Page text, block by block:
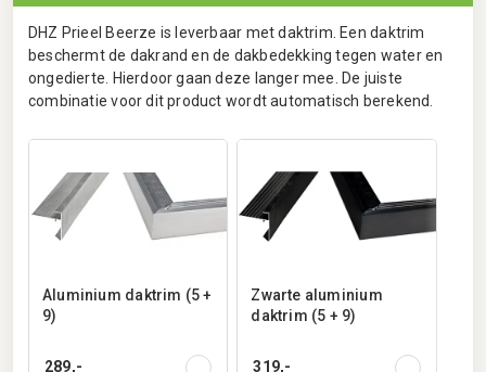
DHZ Prieel Beerze is leverbaar met daktrim. Een daktrim
beschermt de dakrand en de dakbedekking tegen water en
ongedierte. Hierdoor gaan deze langer mee. De juiste
combinatie voor dit product wordt automatisch berekend.
Aluminium daktrim (5 +
9)
289,-
Zwarte aluminium
daktrim (5 + 9)
319,-